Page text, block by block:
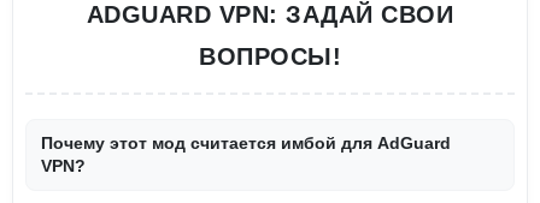
ADGUARD VPN: ЗАДАЙ СВОИ
ВОПРОСЫ!
Почему этот мод считается имбой для AdGuard
VPN?